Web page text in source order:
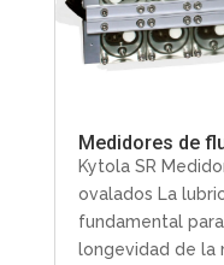
Medidores de
Kytola SR
ovalados La
fundamental
longevidad de la